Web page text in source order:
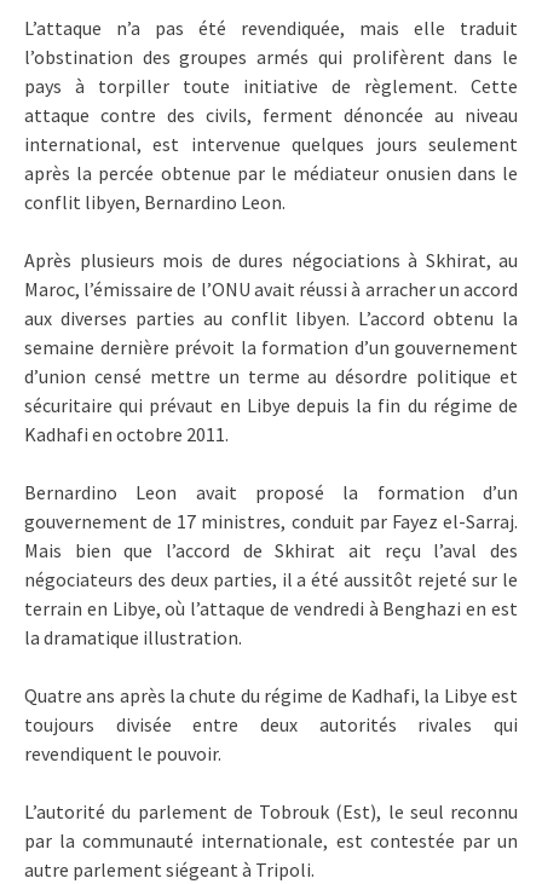
L’attaque n’a pas été revendiquée, mais elle traduit
l’obstination des groupes armés qui prolifèrent dans le
pays à torpiller toute initiative de règlement. Cette
attaque contre des civils, ferment dénoncée au niveau
international, est intervenue quelques jours seulement
après la percée obtenue par le médiateur onusien dans le
conflit libyen, Bernardino Leon.
Après plusieurs mois de dures négociations à Skhirat, au
Maroc, l’émissaire de l’ONU avait réussi à arracher un accord
aux diverses parties au conflit libyen. L’accord obtenu la
semaine dernière prévoit la formation d’un gouvernement
d’union censé mettre un terme au désordre politique et
sécuritaire qui prévaut en Libye depuis la fin du régime de
Kadhafi en octobre 2011.
Bernardino Leon avait proposé la formation d’un
gouvernement de 17 ministres, conduit par Fayez el-Sarraj.
Mais bien que l’accord de Skhirat ait reçu l’aval des
négociateurs des deux parties, il a été aussitôt rejeté sur le
terrain en Libye, où l’attaque de vendredi à Benghazi en est
la dramatique illustration.
Quatre ans après la chute du régime de Kadhafi, la Libye est
toujours divisée entre deux autorités rivales qui
revendiquent le pouvoir.
L’autorité du parlement de Tobrouk (Est), le seul reconnu
par la communauté internationale, est contestée par un
autre parlement siégeant à Tripoli.